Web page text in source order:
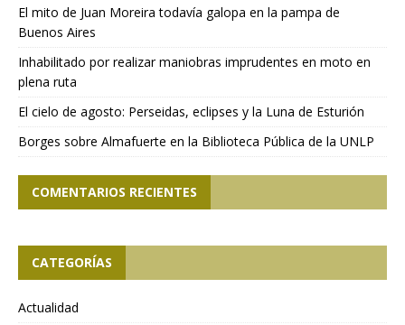
El mito de Juan Moreira todavía galopa en la pampa de
Buenos Aires
Inhabilitado por realizar maniobras imprudentes en moto en
plena ruta
El cielo de agosto: Perseidas, eclipses y la Luna de Esturión
Borges sobre Almafuerte en la Biblioteca Pública de la UNLP
COMENTARIOS RECIENTES
CATEGORÍAS
Actualidad